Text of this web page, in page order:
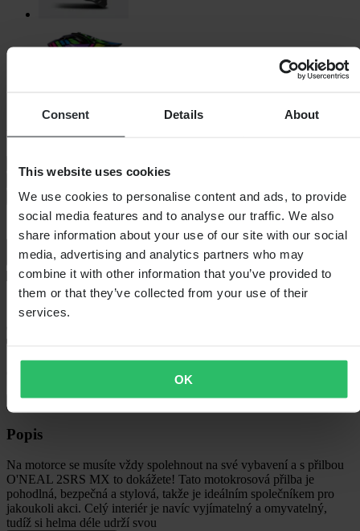
Consent Details About
This website uses cookies
We use cookies to personalise content and ads, to provide
social media features and to analyse our traffic. We also
share information about your use of our site with our social
media, advertising and analytics partners who may
combine it with other information that you’ve provided to
them or that they’ve collected from your use of their
services.
OK
Vyberte velikost helmy
Přidat do košíku
Zobrazit podmínky vrácení
Popis
Na motorce se musíte vždy spolehnout na své vybavení a s přilbou
O'NEAL 2SRS MX to dokážete! Tato motokrosová přilba je
pohodlná, bezpečná a stylová, takže je ideálním společníkem pro
jakoukoli akci. Celý interiér je navíc vyjímatelný a omyvatelný,
tudíž si helma déle udrží svou